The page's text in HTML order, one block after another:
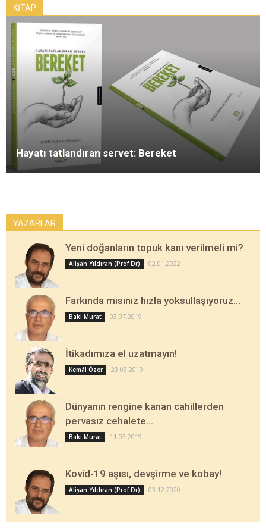
KİTAP
Hayatı tatlandıran servet: Bereket
YAZARLAR
Yeni doğanların topuk kanı verilmeli mi?
Alişan Yıldıran (Prof Dr) 02.01.2022
Farkında mısınız hızla yoksullaşıyoruz…
Baki Murat 03.07.2019
İtikadımıza el uzatmayın!
Kemâl Özer 23.03.2019
Dünyanın rengine kanan cahillerden
pervasız cehalete…
Baki Murat 11.03.2019
Kovid-19 aşısı, devşirme ve kobay!
Alişan Yıldıran (Prof Dr) 03.12.2020